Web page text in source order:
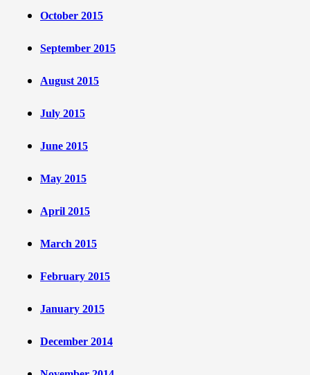
October 2015
September 2015
August 2015
July 2015
June 2015
May 2015
April 2015
March 2015
February 2015
January 2015
December 2014